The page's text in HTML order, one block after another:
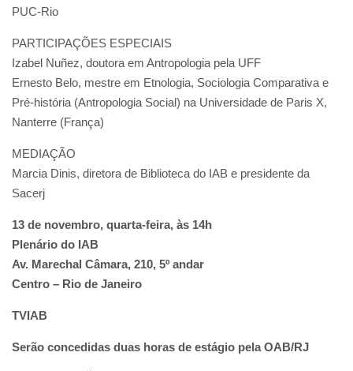
PUC-Rio
PARTICIPAÇÕES ESPECIAIS
Izabel Nuñez, doutora em Antropologia pela UFF
Ernesto Belo, mestre em Etnologia, Sociologia Comparativa e
Pré-história (Antropologia Social) na Universidade de Paris X,
Nanterre (França)
MEDIAÇÃO
Marcia Dinis, diretora de Biblioteca do IAB e presidente da
Sacerj
13 de novembro, quarta-feira, às 14h
Plenário do IAB
Av. Marechal Câmara, 210, 5º andar
Centro – Rio de Janeiro
TVIAB
Serão concedidas duas horas de estágio pela OAB/RJ